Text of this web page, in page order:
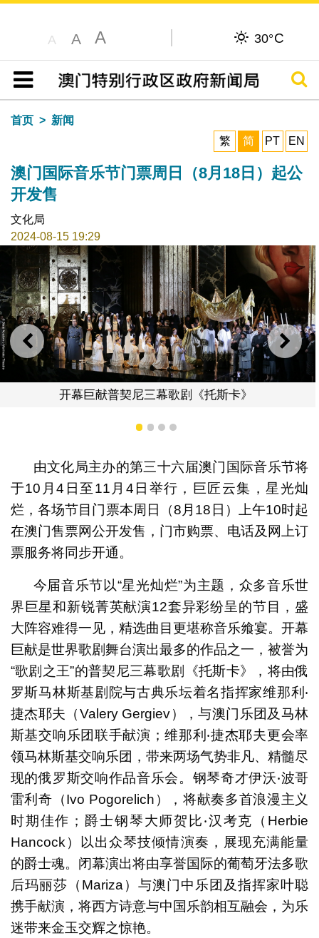
A A A 30°C
目录
搜寻
首页
新闻
繁
简 PT EN
澳门国际音乐节门票周日（8月18日）起公
开发售
文化局
2024-08-15 19:29
上一则 下一
剧《托斯卡》
1 2 3 4
由文化局主办的第三十六届澳门国际音乐节将
于10月4日至11月4日举行，巨匠云集，星光灿
烂，各场节目门票本周日（8月18日）上午10时起
在澳门售票网公开发售，门市购票、电话及网上订
票服务将同步开通。
今届音乐节以“星光灿烂”为主题，众多音乐世
界巨星和新锐菁英献演12套异彩纷呈的节目，盛
大阵容难得一见，精选曲目更堪称音乐飨宴。开幕
巨献是世界歌剧舞台演出最多的作品之一，被誉为
“歌剧之王”的普契尼三幕歌剧《托斯卡》，将由俄
罗斯马林斯基剧院与古典乐坛着名指挥家维那利‧
捷杰耶夫（Valery Gergiev），与澳门乐团及马林
斯基交响乐团联手献演；维那利‧捷杰耶夫更会率
领马林斯基交响乐团，带来两场气势非凡、精髓尽
现的俄罗斯交响作品音乐会。钢琴奇才伊沃‧波哥
雷利奇（Ivo Pogorelich），将献奏多首浪漫主义
时期佳作；爵士钢琴大师贺比‧汉考克（Herbie
Hancock）以出众琴技倾情演奏，展现充满能量
的爵士魂。闭幕演出将由享誉国际的葡萄牙法多歌
后玛丽莎（Mariza）与澳门中乐团及指挥家叶聪
携手献演，将西方诗意与中国乐韵相互融会，为乐
迷带来金玉交辉之惊艳。